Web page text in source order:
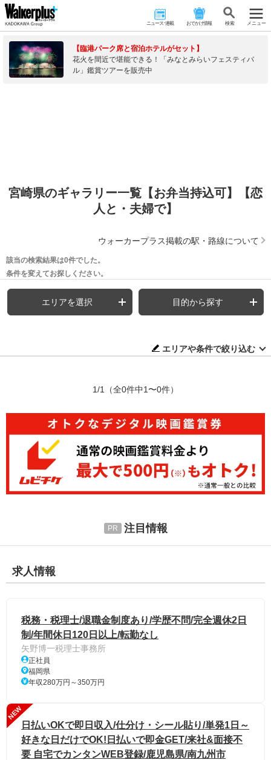
ニュース･連載 おでかけ情報 検 索 メニュー
【臨港パーク席と宿泊ホテルがセット】
花火を間近で堪能できる！「みなとみらいフェスティバ
ル」鑑賞ツアーを販売中
宮崎県のギャラリー一覧【お弁当持込可】【恋
人と・夫婦で】
ウォーカープラス掲載の駅・路線について
該当の検索結果は0件でした。
条件を変えてお探しください。
エリアを選択 目的から探す
エリアや条件で絞り込む
1/1 （全0件中1〜0件）
注目情報
求人情報
税務・税理士/退職金制度あり/学歴不問/完全週休2日
制/年間休日120日以上/転勤なし
矢野博一税理士事務所
正社員
福岡県
年収280万円～350万円
NEW
日払いOKで即日収入/仕分け・シール貼り/単発1日～
好きな日だけでOK!日払いで即金GET/来社&面接不
要 自宅でカンタンWEB登録/鹿児島県/南九州市